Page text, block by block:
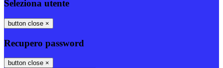
Seleziona utente
button close ×
Recupero password
button close ×